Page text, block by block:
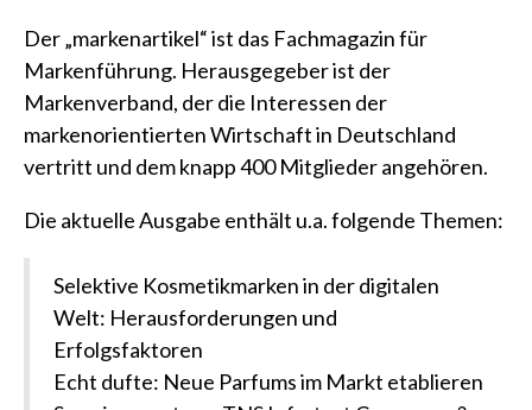
Der „markenartikel“ ist das Fachmagazin für
Markenführung. Herausgegeber ist der
Markenverband, der die Interessen der
markenorientierten Wirtschaft in Deutschland
vertritt und dem knapp 400 Mitglieder angehören.
Die aktuelle Ausgabe enthält u.a. folgende Themen:
Selektive Kosmetikmarken in der digitalen
Welt: Herausforderungen und
Erfolgsfaktoren
Echt dufte: Neue Parfums im Markt etablieren